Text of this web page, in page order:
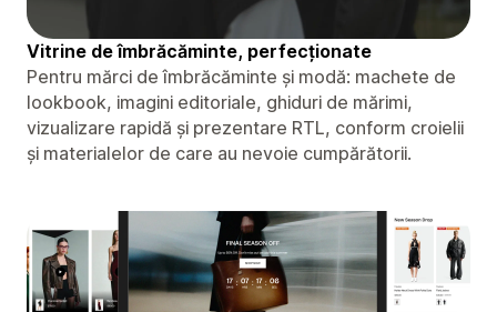
Vitrine de îmbrăcăminte, perfecționate
Pentru mărci de îmbrăcăminte și modă: machete de
lookbook, imagini editoriale, ghiduri de mărimi,
vizualizare rapidă și prezentare RTL, conform croielii
și materialelor de care au nevoie cumpărătorii.